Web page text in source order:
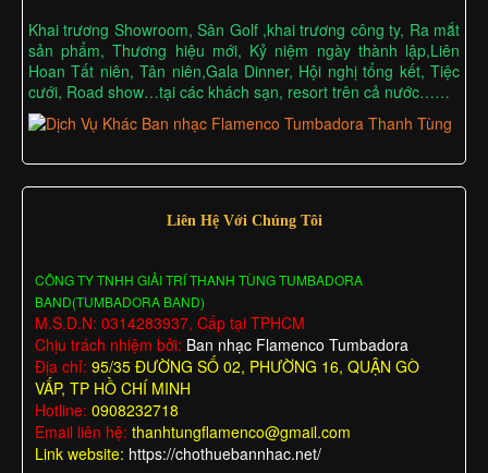
Khai trương Showroom, Sân Golf ,khai trương công ty, Ra mắt
sản phẩm, Thương hiệu mới, Kỷ niệm ngày thành lập,Liên
Hoan Tất niên, Tân niên,Gala Dinner, Hội nghị tổng kết, Tiệc
cưới, Road show…tại các khách sạn, resort trên cả nước……
Liên Hệ Với Chúng Tôi
CÔNG TY TNHH GIẢI TRÍ THANH TÙNG TUMBADORA
BAND(TUMBADORA BAND)
M.S.D.N: 0314283937, Cấp tại TPHCM
Chịu trách nhiệm bởi: Ban nhạc Flamenco Tumbadora
Địa chỉ: 95/35 ĐƯỜNG SỐ 02, PHƯỜNG 16, QUẬN GÒ
VẤP, TP HỒ CHÍ MINH
Hotline: 0908232718
Email liên hệ: thanhtungflamenco@gmail.com
Link website: https://chothuebannhac.net/